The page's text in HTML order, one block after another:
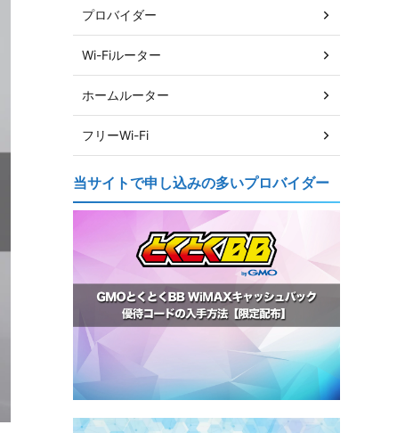
プロバイダー
Wi-Fiルーター
ホームルーター
フリーWi-Fi
当サイトで申し込みの多いプロバイダー